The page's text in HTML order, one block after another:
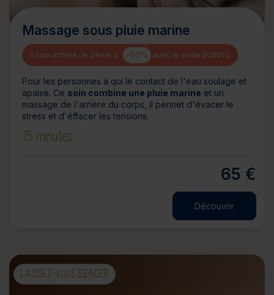
Massage sous pluie marine
1 soin acheté, le 2ème à -50% avec le code SOIN50
Pour les personnes à qui le contact de l'eau soulage et
apaise. Ce soin combine une pluie marine et un
massage de l'arrière du corps, il permet d'évacer le
stress et d'éffacer les tensions.
15 minutes
65 €
Découvrir
LAISSEZ-VOUS BERCER